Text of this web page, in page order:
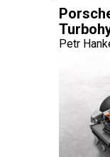
Petr